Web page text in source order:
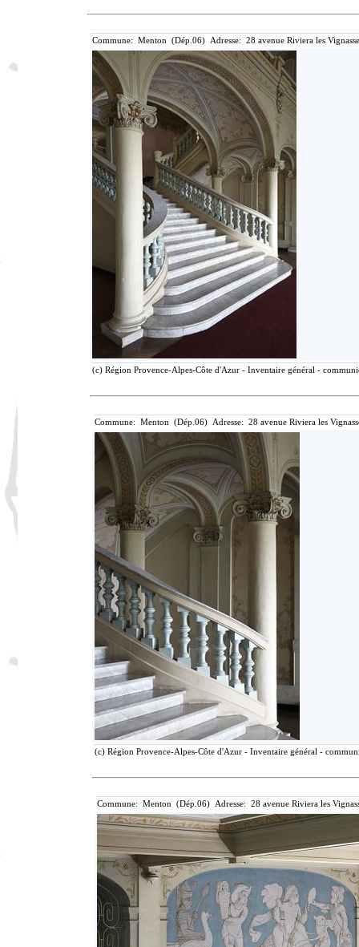
Commune: Menton (Dép.06) Adresse: 28 avenue Riviera les
(c) Région Provence-Alpes-Côte d'Azur - Inventaire général -
Commune: Menton (Dép.06) Adresse: 28 avenue Riviera les
(c) Région Provence-Alpes-Côte d'Azur - Inventaire général -
Commune: Menton (Dép.06) Adresse: 28 avenue Riviera les